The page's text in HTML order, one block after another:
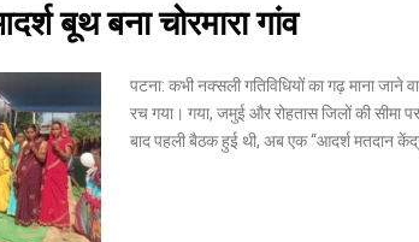
बूथ बना चोरमारा गांव
पटना: कभी नक्सली गतिविधियों का गढ़ माना जाने
रच गया। गया, जमुई और रोहतास जिलों की सीमा
बाद पहली बैठक हुई थी, अब एक “आदर्श मतदान